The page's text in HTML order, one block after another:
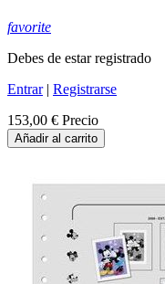
favorite
Debes de estar registrado
Entrar| Registrarse
153,00 € Precio
Añadir al carrito